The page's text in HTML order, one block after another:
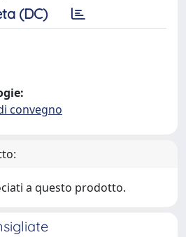
(DC)
convegno
a questo prodotto.